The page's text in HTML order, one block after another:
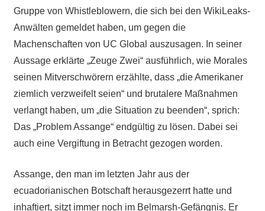
Gruppe von Whistleblowern, die sich bei den WikiLeaks-
Anwälten gemeldet haben, um gegen die
Machenschaften von UC Global auszusagen. In seiner
Aussage erklärte „Zeuge Zwei“ ausführlich, wie Morales
seinen Mitverschwörern erzählte, dass „die Amerikaner
ziemlich verzweifelt seien“ und brutalere Maßnahmen
verlangt haben, um „die Situation zu beenden“, sprich:
Das „Problem Assange“ endgültig zu lösen. Dabei sei
auch eine Vergiftung in Betracht gezogen worden.
Assange, den man im letzten Jahr aus der
ecuadorianischen Botschaft herausgezerrt hatte und
inhaftiert, sitzt immer noch im Belmarsh-Gefängnis. Er